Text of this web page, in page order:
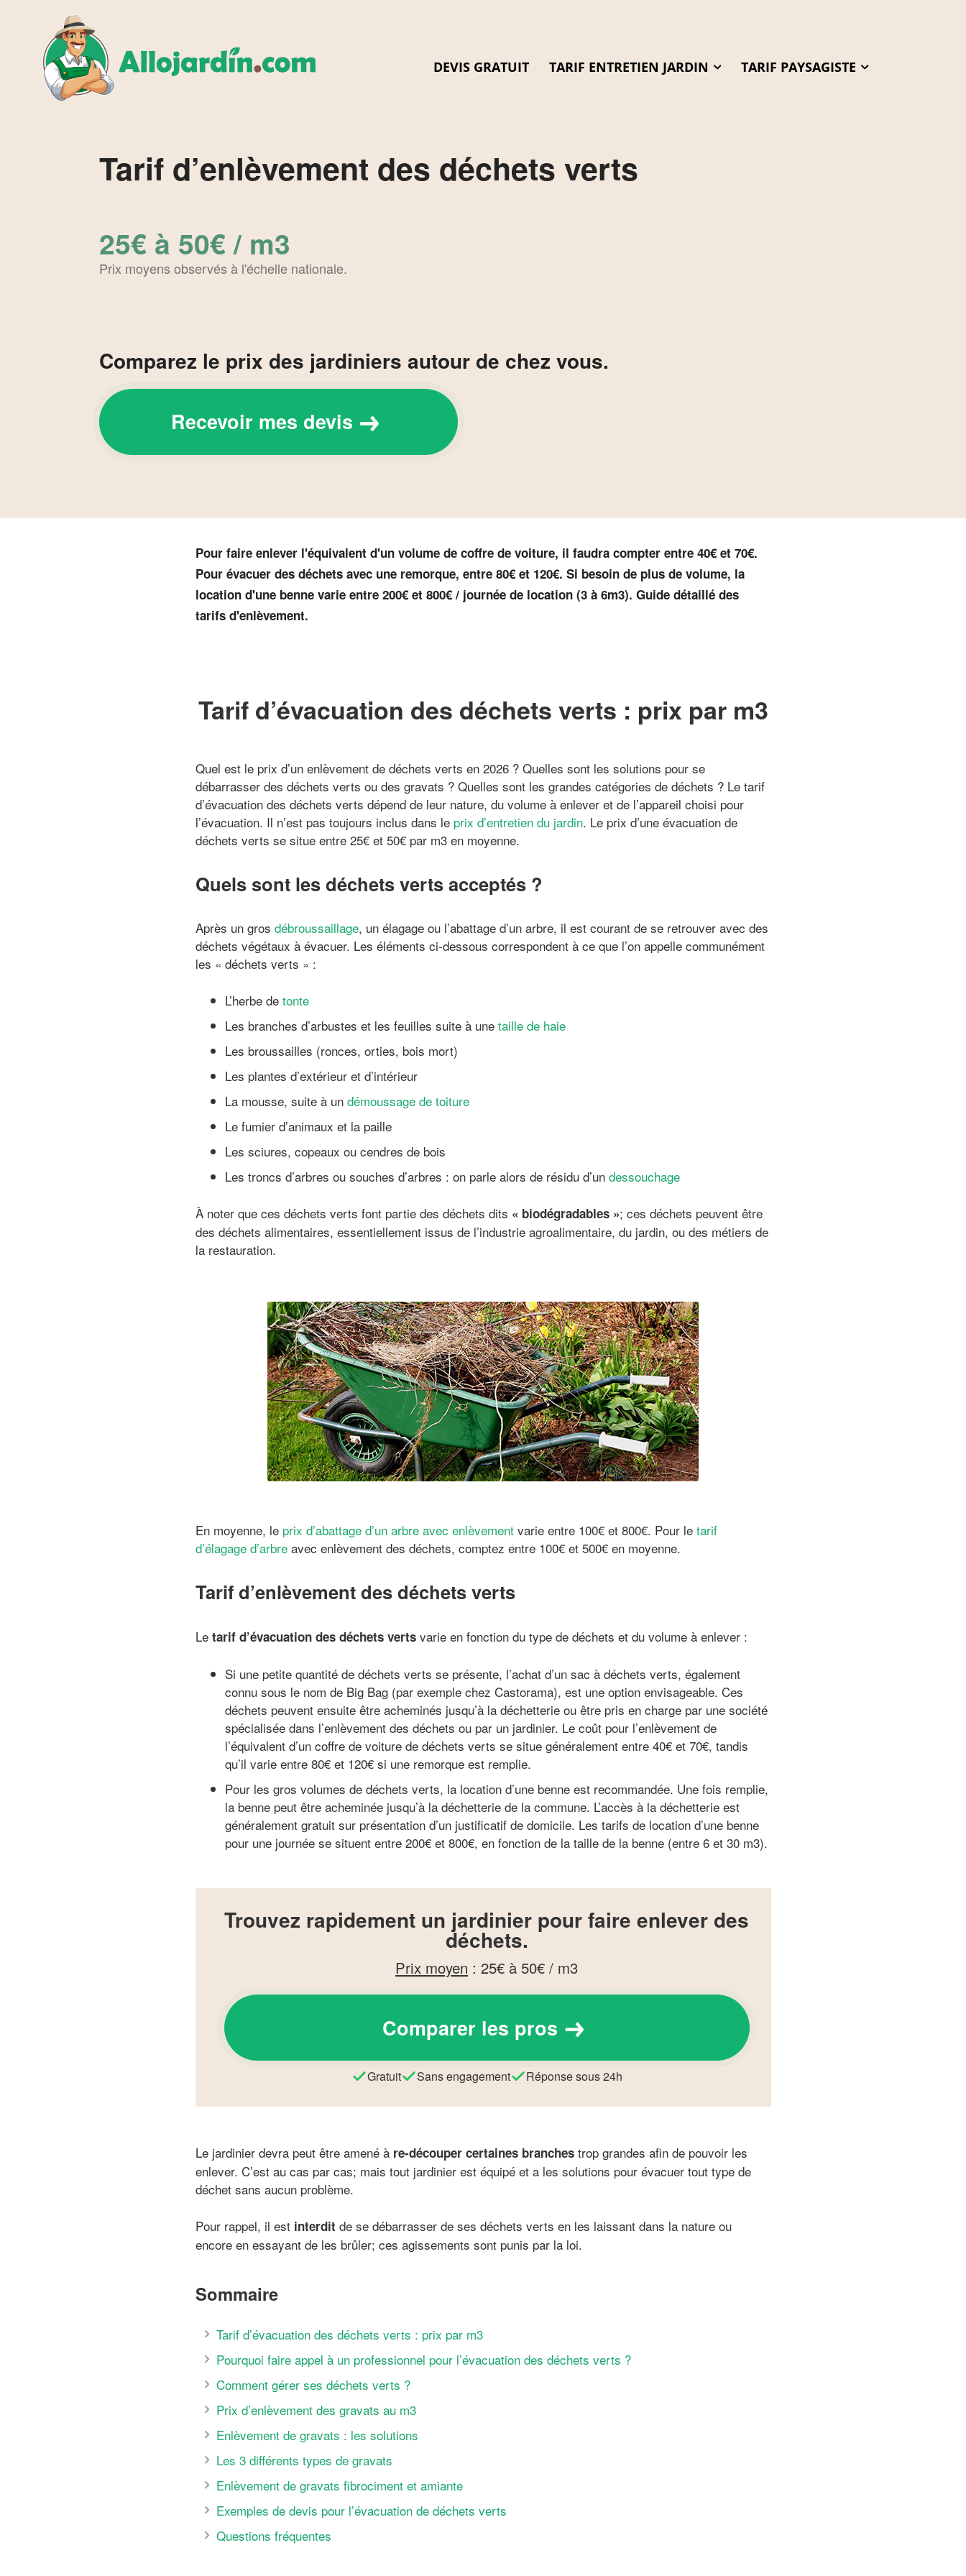
DEVIS GRATUIT TARIF ENTRETIEN JARDIN TARIF PAYSAGISTE
Tarif d’enlèvement des déchets verts
25€ à 50€ / m3
Prix moyens observés à l'échelle nationale.
Comparez le prix des jardiniers autour de chez vous.
Recevoir mes devis
Pour faire enlever l'équivalent d'un volume de coffre de voiture, il faudra compter entre 40€ et 70€.
Pour évacuer des déchets avec une remorque, entre 80€ et 120€. Si besoin de plus de volume, la
location d'une benne varie entre 200€ et 800€ / journée de location (3 à 6m3). Guide détaillé des
tarifs d'enlèvement.
Tarif d’évacuation des déchets verts : prix par m3
Quel est le prix d’un enlèvement de déchets verts en 2026 ? Quelles sont les solutions pour se
débarrasser des déchets verts ou des gravats ? Quelles sont les grandes catégories de déchets ? Le tarif
d’évacuation des déchets verts dépend de leur nature, du volume à enlever et de l’appareil choisi pour
l’évacuation. Il n’est pas toujours inclus dans le prix d’entretien du jardin. Le prix d’une évacuation de
déchets verts se situe entre 25€ et 50€ par m3 en moyenne.
Quels sont les déchets verts acceptés ?
Après un gros débroussaillage, un élagage ou l’abattage d’un arbre, il est courant de se retrouver avec des
déchets végétaux à évacuer. Les éléments ci-dessous correspondent à ce que l’on appelle communément
les « déchets verts » :
L’herbe de tonte
Les branches d’arbustes et les feuilles suite à une taille de haie
Les broussailles (ronces, orties, bois mort)
Les plantes d’extérieur et d’intérieur
La mousse, suite à un démoussage de toiture
Le fumier d’animaux et la paille
Les sciures, copeaux ou cendres de bois
Les troncs d’arbres ou souches d’arbres : on parle alors de résidu d’un dessouchage
À noter que ces déchets verts font partie des déchets dits « biodégradables »; ces déchets peuvent être
des déchets alimentaires, essentiellement issus de l’industrie agroalimentaire, du jardin, ou des métiers de
la restauration.
En moyenne, le prix d’abattage d’un arbre avec enlèvementvarie entre 100€ et 800€. Pour le tarif
d’élagage d’arbreavec enlèvement des déchets, comptez entre 100€ et 500€ en moyenne.
Tarif d’enlèvement des déchets verts
Le tarif d’évacuation des déchets vertsvarie en fonction du type de déchets et du volume à enlever :
Si une petite quantité de déchets verts se présente, l’achat d’un sac à déchets verts, également
connu sous le nom de Big Bag (par exemple chez Castorama), est une option envisageable. Ces
déchets peuvent ensuite être acheminés jusqu’à la déchetterie ou être pris en charge par une société
spécialisée dans l’enlèvement des déchets ou par un jardinier. Le coût pour l’enlèvement de
l’équivalent d’un coffre de voiture de déchets verts se situe généralement entre 40€ et 70€, tandis
qu’il varie entre 80€ et 120€ si une remorque est remplie.
Pour les gros volumes de déchets verts, la location d’une benne est recommandée. Une fois remplie,
la benne peut être acheminée jusqu’à la déchetterie de la commune. L’accès à la déchetterie est
généralement gratuit sur présentation d’un justificatif de domicile. Les tarifs de location d’une benne
pour une journée se situent entre 200€ et 800€, en fonction de la taille de la benne (entre 6 et 30 m3).
Trouvez rapidement un jardinier pour faire enlever des
déchets.
Prix moyen : 25€ à 50€ / m3
Comparer les pros
Gratuit Sans engagement Réponse sous 24h
Le jardinier devra peut être amené à re-découper certaines branchestrop grandes afin de pouvoir les
enlever. C’est au cas par cas; mais tout jardinier est équipé et a les solutions pour évacuer tout type de
déchet sans aucun problème.
Pour rappel, il est interdit de se débarrasser de ses déchets verts en les laissant dans la nature ou
encore en essayant de les brûler; ces agissements sont punis par la loi.
Sommaire
Tarif d’évacuation des déchets verts : prix par m3
Pourquoi faire appel à un professionnel pour l’évacuation des déchets verts ?
Comment gérer ses déchets verts ?
Prix d’enlèvement des gravats au m3
Enlèvement de gravats : les solutions
Les 3 différents types de gravats
Enlèvement de gravats fibrociment et amiante
Exemples de devis pour l’évacuation de déchets verts
Questions fréquentes